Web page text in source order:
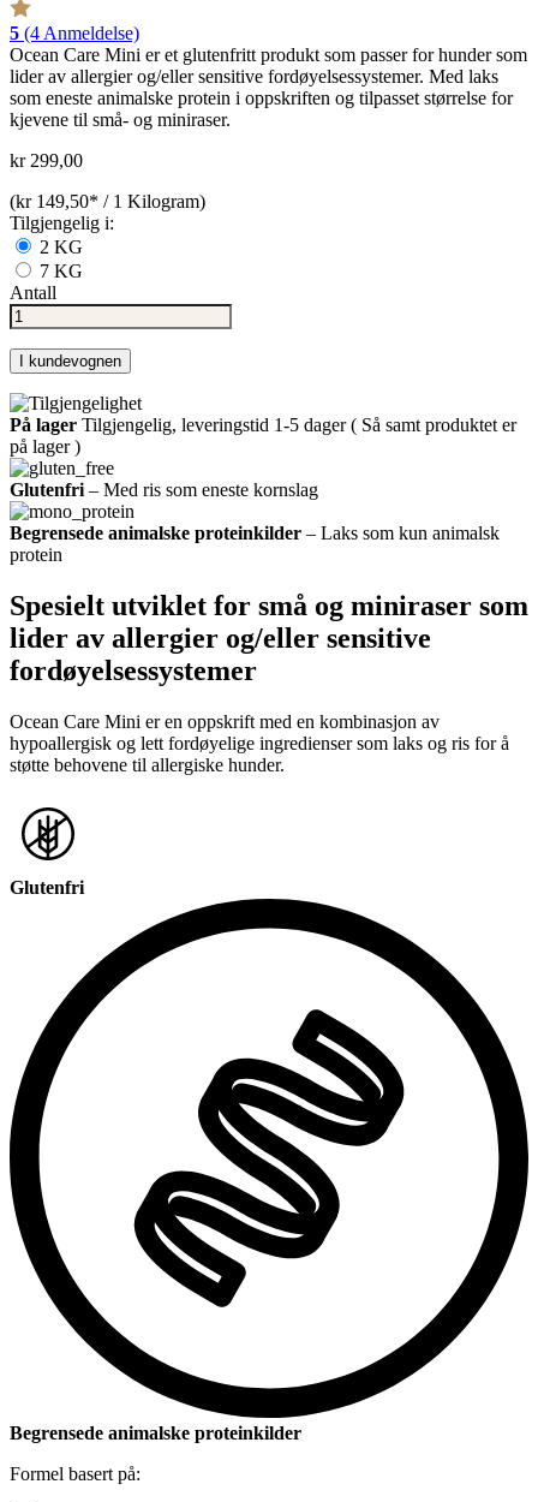
5 (4 Anmeldelse)
Ocean Care Mini er et glutenfritt produkt som passer for hunder som
lider av allergier og/eller sensitive fordøyelsessystemer. Med laks
som eneste animalske protein i oppskriften og tilpasset størrelse for
kjevene til små- og miniraser.
kr 299,00
(kr 149,50* / 1 Kilogram)
Tilgjengelig i:
2 KG
7 KG
Antall
I kundevognen
På lager Tilgjengelig, leveringstid 1-5 dager ( Så samt produktet er
på lager )
Glutenfri – Med ris som eneste kornslag
Begrensede animalske proteinkilder – Laks som kun animalsk
protein
Spesielt utviklet for små og miniraser som
lider av allergier og/eller sensitive
fordøyelsessystemer
Ocean Care Mini er en oppskrift med en kombinasjon av
hypoallergisk og lett fordøyelige ingredienser som laks og ris for å
støtte behovene til allergiske hunder.
Glutenfri
Begrensede animalske proteinkilder
Formel basert på: